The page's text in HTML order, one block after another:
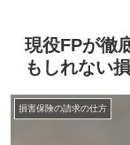
現役FPが徹
もしれない
損害保険の請求の仕方